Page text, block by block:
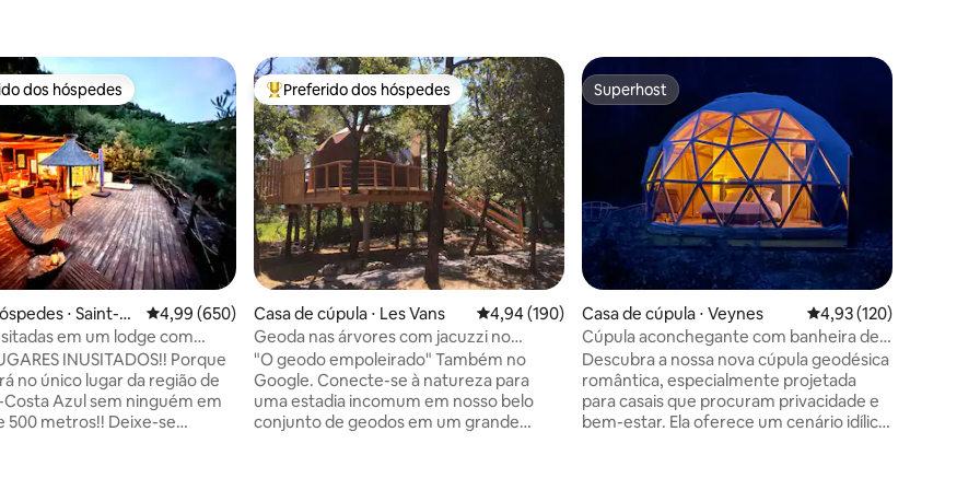
preferidos dos hóspedes
dos hóspedes
⋅ Saint-M
4,99 de uma avaliação média de 5, 650 avaliações
4,99 (650)
em um lodge com
INUSITADOS!! Porque
no único lugar da região de
Azul sem ninguém em
500 metros!! Deixe-se
Entre os melhores preferidos dos hóspedes
Preferido dos hóspedes
Casa de cúpula ⋅ Les Vans 4,94 de uma avaliação média de 5, 190 avaliações
4,94 (190)
Geoda nas árvores com jacuzzi no
terraço
"O geodo empoleirado" Também no
Google. Conecte-se à natureza para
uma estadia incomum em nosso belo
conjunto de geodos em um grande
Superhost
Superhost
Casa de cúpula ⋅ Veynes 4,93 de uma avaliação
4,93 (120)
Cúpula aconchegante com banheira de
hidromassagem superconfortável
Descubra a nossa nova cúpula geodésica
romântica, especialmente projetada
para casais que procuram privacidade e
bem-estar. Ela oferece um cenário idílico